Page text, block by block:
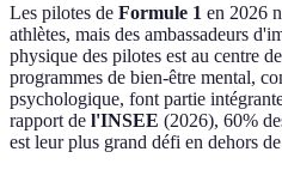
Les pilotes de Formule 1 en 2026
athlètes, mais des ambassadeurs
physique des pilotes est au centre
programmes de bien-être mental,
psychologique, font partie
rapport de l'INSEE (2026), 60%
est leur plus grand défi en dehors